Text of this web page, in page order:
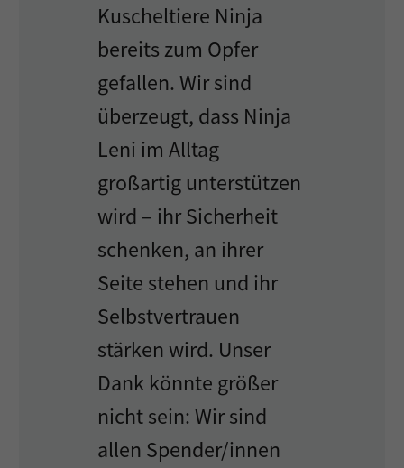
Kuscheltiere Ninja
bereits zum Opfer
gefallen. Wir sind
überzeugt, dass Ninja
Leni im Alltag
großartig unterstützen
wird – ihr Sicherheit
schenken, an ihrer
Seite stehen und ihr
Selbstvertrauen
stärken wird. Unser
Dank könnte größer
nicht sein: Wir sind
allen Spender/innen